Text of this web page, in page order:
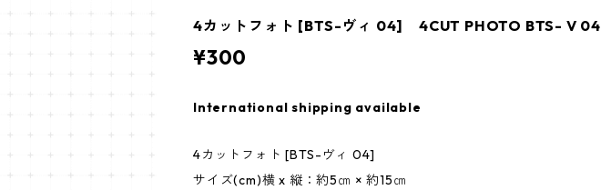
4カットフォト [BTS-ヴィ 04] 4CUT PHOTO BTS- V 04
¥300
International shipping available
4カットフォト [BTS-ヴィ 04]
サイズ(cm)横 x 縦：約5㎝ × 約15㎝